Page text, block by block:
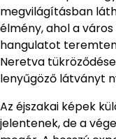
megvilágításban
élmény, ahol a
hangulatot
Neretva
lenyűgöző látványt
Az éjszakai képek
jelentenek, de a